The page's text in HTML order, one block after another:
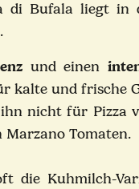
di Bufala liegt in
und einen
kalte und frische
nicht für Pizza
Tomaten.
die Kuhmilch-